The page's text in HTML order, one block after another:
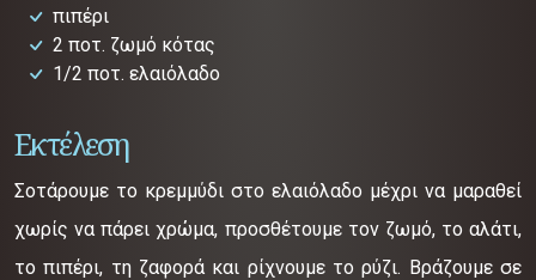
πιπέρι
2 ποτ. ζωμό κότας
1/2 ποτ. ελαιόλαδο
Εκτέλεση
Σοτάρουμε το κρεμμύδι στο ελαιόλαδο μέχρι να μαραθεί
χωρίς να πάρει χρώμα, προσθέτουμε τον ζωμό, το αλάτι,
το πιπέρι, τη ζαφορά και ρίχνουμε το ρύζι. Βράζουμε σε